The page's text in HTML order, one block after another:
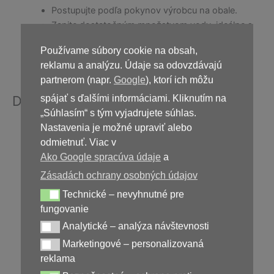
Používame súbory cookie na obsah,
reklamu a analýzu. Údaje sa odovzdávajú
partnerom (napr. Google), ktorí ich môžu
spájať s ďalšími informáciami. Kliknutím na
„Súhlasím“ s tým vyjadrujete súhlas.
Nastavenia je možné upraviť alebo
odmietnuť. Viac v
Ako Google spracúva údaje a
Zásadách ochrany osobných údajov
Technické – nevyhnutné pre fungovanie
Technické – nevyhnutné pre
fungovanie
Analytické – analýza návštevnosti
Analytické – analýza návštevnosti
Marketingové – personalizovaná reklama
Marketingové – personalizovaná
reklama
Postupujte podľa pokynov výrobcu na obale.
Zapite dostatočným množstvom vody, ideálne s
Skladujte na suchom a chránenom mieste pri
bežnej teplote.
Dôležité informácie
Výživový doplnok. Nie je náhradou pestrej a
vyváženej stravy a zdravého životného štýlu.
Neprekračujte odporúčanú dennú dávku.
Uchovávajte mimo dosahu detí.
V prípade tehotenstva, dojčenia alebo užívania
liekov sa poraďte s odborníkom.